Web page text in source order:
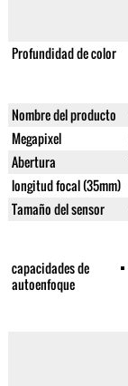
Profundidad de color
Nombre del producto
Megapixel
Abertura
longitud focal (35mm)
Tamaño del sensor
capacidades de
autoenfoque